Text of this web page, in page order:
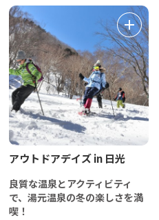
アウトドアデイズ in 日光
良質な温泉とアクティビティ
で、湯元温泉の冬の楽しさを満
喫！